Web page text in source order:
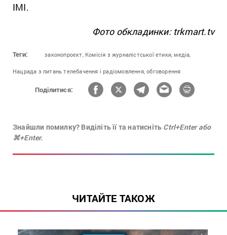
ІМІ.
Фото обкладинки: trkmart.tv
Теги: законопроєкт, Комісія з журналістської етики, медіа,
Нацрада з питань телебачення і радіомовлення, обговорення
Поділитися:
Знайшли помилку? Виділіть її та натисніть Ctrl+Enter або
⌘+Enter.
ЧИТАЙТЕ ТАКОЖ